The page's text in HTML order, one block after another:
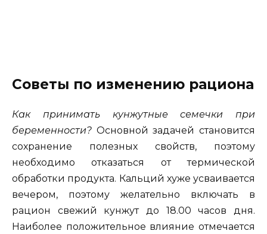
Советы по изменению рациона
Как принимать кунжутные семечки при
беременности? Основной задачей становится
сохранение полезных свойств, поэтому
необходимо отказаться от термической
обработки продукта. Кальций хуже усваивается
вечером, поэтому желательно включать в
рацион свежий кунжут до 18.00 часов дня.
Наиболее положительное влияние отмечается